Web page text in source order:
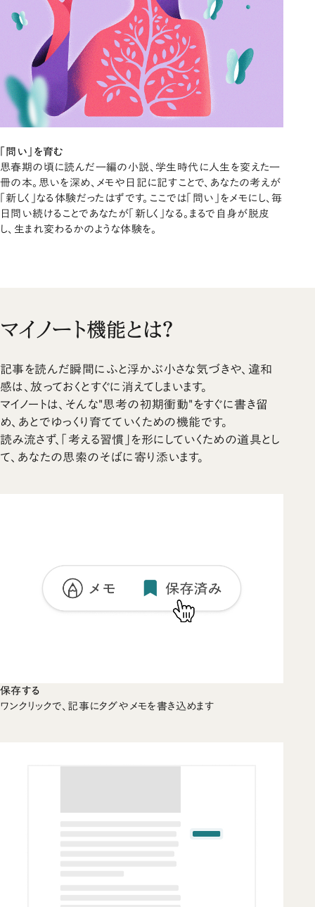
「問い」を育む
思春期の頃に読んだ一編の小説、学生時代に人生を変えた一
冊の本。思いを深め、メモや日記に記すことで、あなたの考えが
「新しく」なる体験だったはずです。ここでは「問い」をメモにし、毎
日問い続けることであなたが「新しく」なる。まるで自身が脱皮
し、生まれ変わるかのような体験を。
マイノート機能とは？
記事を読んだ瞬間にふと浮かぶ小さな気づきや、違和
感は、放っておくとすぐに消えてしまいます。
マイノートは、そんな"思考の初期衝動"をすぐに書き留
め、あとでゆっくり育てていくための機能です。
読み流さず、「考える習慣」を形にしていくための道具とし
て、あなたの思索のそばに寄り添います。
保存する
ワンクリックで、記事にタグやメモを書き込めます